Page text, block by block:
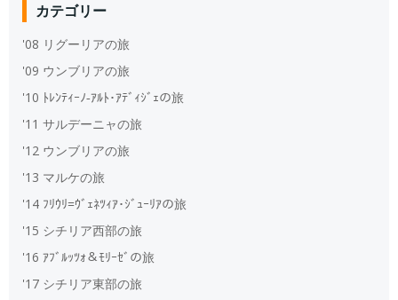
カテゴリー
'08 リグーリアの旅
'09 ウンブリアの旅
'10 ﾄﾚﾝﾃｨｰﾉ‐ｱﾙﾄ･ｱﾃﾞｨｼﾞｪの旅
'11 サルデーニャの旅
'12 ウンブリアの旅
'13 マルケの旅
'14 ﾌﾘｳﾘ=ｳﾞｪﾈﾂｨｱ･ｼﾞｭｰﾘｱの旅
'15 シチリア西部の旅
'16 ｱﾌﾞﾙｯﾂｫ＆ﾓﾘｰｾﾞの旅
'17 シチリア東部の旅